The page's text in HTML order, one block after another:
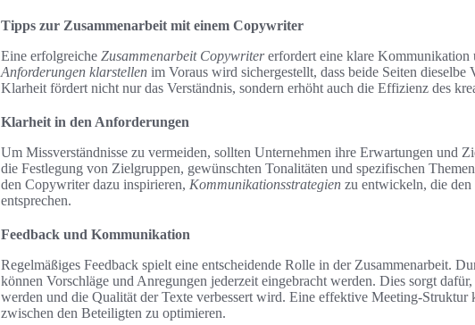
Tipps zur Zusammenarbeit mit einem Copywriter
Eine erfolgreiche Zusammenarbeit Copywritererfordert eine klare Kommunikation
Anforderungen klarstellen im Voraus wird sichergestellt, dass beide Seiten
Klarheit fördert nicht nur das Verständnis, sondern erhöht auch die Effizienz des
Klarheit in den Anforderungen
Um Missverständnisse zu vermeiden, sollten Unternehmen ihre Erwartungen und
die Festlegung von Zielgruppen, gewünschten Tonalitäten und spezifischen
den Copywriter dazu inspirieren, Kommunikationsstrategien zu entwickeln, die den
entsprechen.
Feedback und Kommunikation
Regelmäßiges Feedback spielt eine entscheidende Rolle in der Zusammenarbeit.
können Vorschläge und Anregungen jederzeit eingebracht werden. Dies sorgt
werden und die Qualität der Texte verbessert wird. Eine effektive Meeting-Struktur
zwischen den Beteiligten zu optimieren.